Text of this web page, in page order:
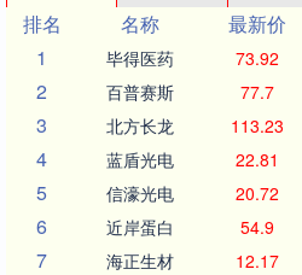
排名
名称 最新价
1
毕得医药 73.92
2 百普赛斯 77.7
3 北方长龙 113.23
4 蓝盾光电 22.81
5 信濠光电 20.72
6 近岸蛋白 54.9
7 海正生材 12.17